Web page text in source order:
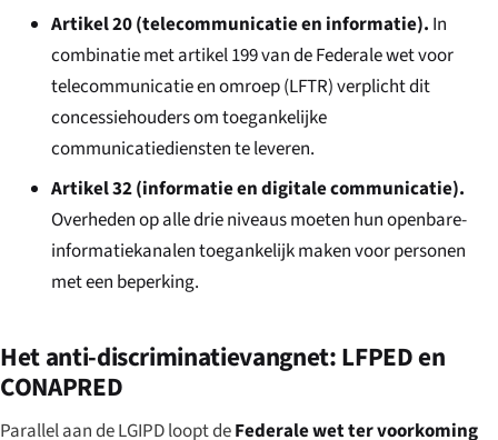
Artikel 20 (telecommunicatie en informatie). In
combinatie met artikel 199 van de Federale wet voor
telecommunicatie en omroep (LFTR) verplicht dit
concessiehouders om toegankelijke
communicatiediensten te leveren.
Artikel 32 (informatie en digitale communicatie).
Overheden op alle drie niveaus moeten hun openbare-
informatiekanalen toegankelijk maken voor personen
met een beperking.
Het anti-discriminatievangnet: LFPED en
CONAPRED
Parallel aan de LGIPD loopt deFederale wet ter voorkoming